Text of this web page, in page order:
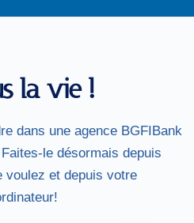
la vie !
dans une agence BGFIBank
le désormais depuis
voulez et depuis votre